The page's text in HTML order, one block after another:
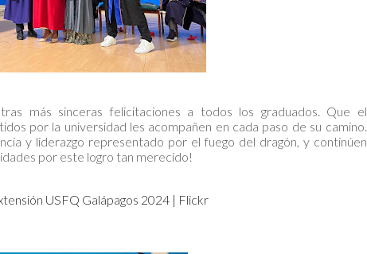
más sinceras felicitaciones a todos los graduados. Que el
por la universidad les acompañen en cada paso de su camino.
y liderazgo representado por el fuego del dragón, y continúen
por este logro tan merecido!
USFQ Galápagos 2024 | Flickr